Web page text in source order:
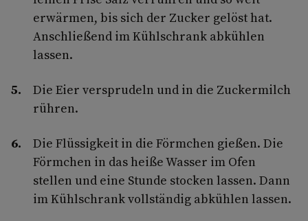
erwärmen, bis sich der Zucker gelöst hat.
Anschließend im Kühlschrank abkühlen
lassen.
Die Eier versprudeln und in die Zuckermilch
rühren.
Die Flüssigkeit in die Förmchen gießen. Die
Förmchen in das heiße Wasser im Ofen
stellen und eine Stunde stocken lassen. Dann
im Kühlschrank vollständig abkühlen lassen.